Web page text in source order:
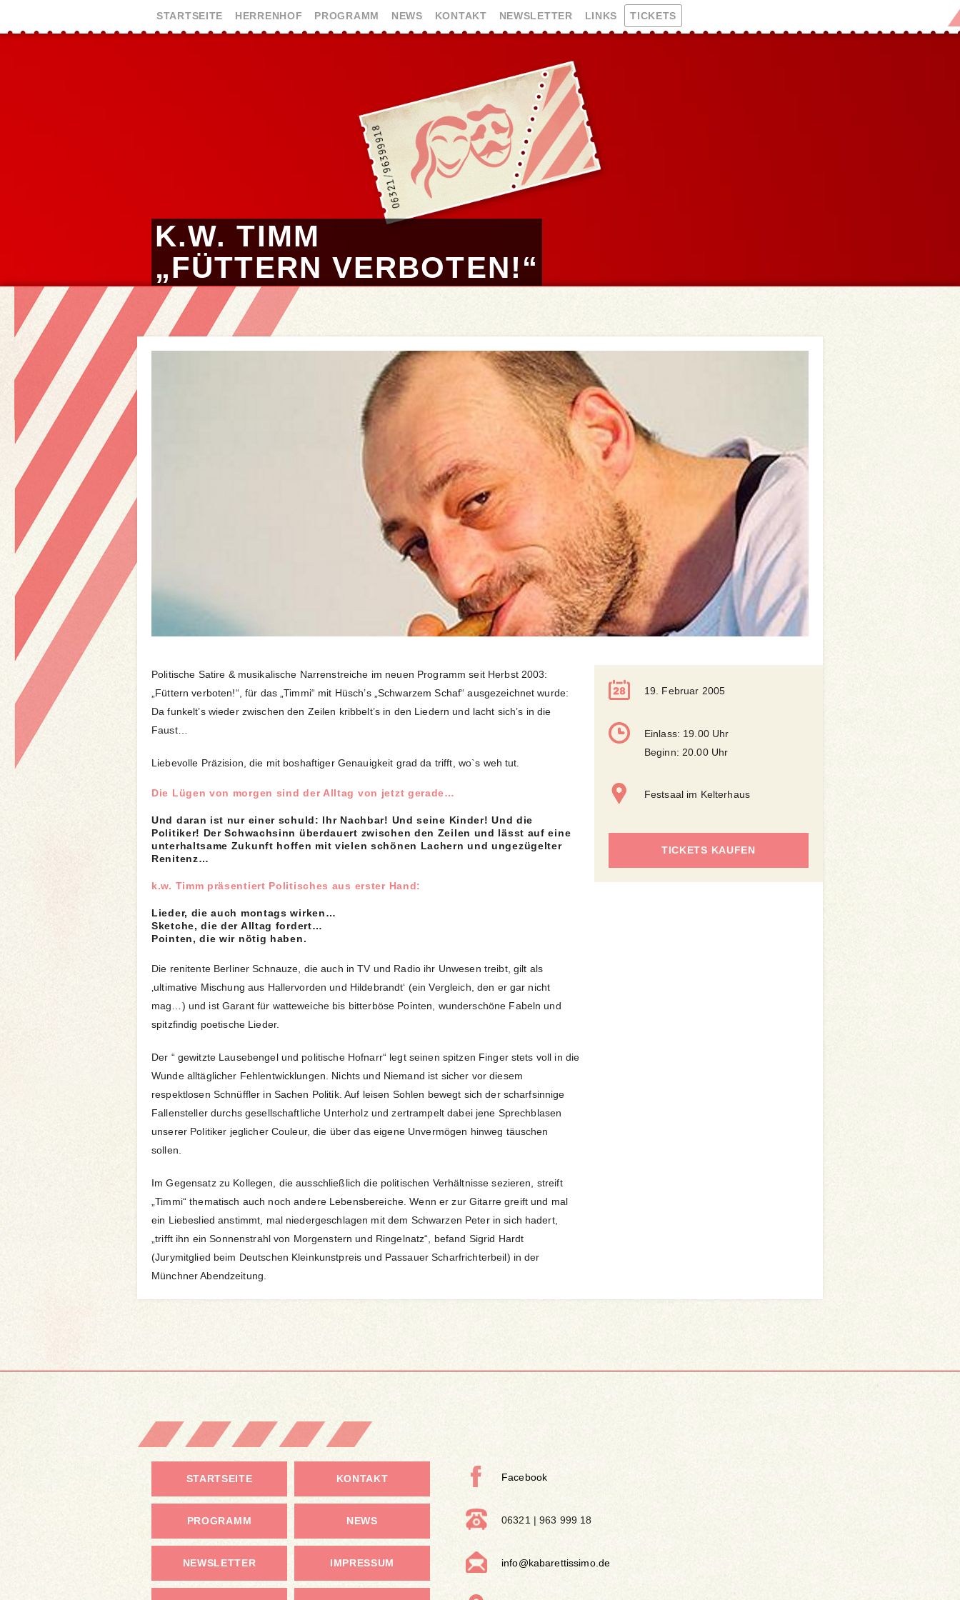
STARTSEITE HERRENHOF PROGRAMM NEWS KONTAKT NEWSLETTER LINKS TICKETS
K.W. TIMM
„FÜTTERN VERBOTEN!“
Politische Satire & musikalische Narrenstreiche im neuen Programm seit Herbst 2003:
„Füttern verboten!“, für das „Timmi“ mit Hüsch’s „Schwarzem Schaf“ ausgezeichnet wurde:
Da funkelt’s wieder zwischen den Zeilen kribbelt’s in den Liedern und lacht sich’s in die
Faust…
Liebevolle Präzision, die mit boshaftiger Genauigkeit grad da trifft, wo`s weh tut.
Die Lügen von morgen sind der Alltag von jetzt gerade…
Und daran ist nur einer schuld: Ihr Nachbar! Und seine Kinder! Und die
Politiker! Der Schwachsinn überdauert zwischen den Zeilen und lässt auf eine
unterhaltsame Zukunft hoffen mit vielen schönen Lachern und ungezügelter
Renitenz…
k.w. Timm präsentiert Politisches aus erster Hand:
Lieder, die auch montags wirken…
Sketche, die der Alltag fordert…
Pointen, die wir nötig haben.
Die renitente Berliner Schnauze, die auch in TV und Radio ihr Unwesen treibt, gilt als
‚ultimative Mischung aus Hallervorden und Hildebrandt‘ (ein Vergleich, den er gar nicht
mag…) und ist Garant für watteweiche bis bitterböse Pointen, wunderschöne Fabeln und
spitzfindig poetische Lieder.
Der “ gewitzte Lausebengel und politische Hofnarr“ legt seinen spitzen Finger stets voll in die
Wunde alltäglicher Fehlentwicklungen. Nichts und Niemand ist sicher vor diesem
respektlosen Schnüffler in Sachen Politik. Auf leisen Sohlen bewegt sich der scharfsinnige
Fallensteller durchs gesellschaftliche Unterholz und zertrampelt dabei jene Sprechblasen
unserer Politiker jeglicher Couleur, die über das eigene Unvermögen hinweg täuschen
sollen.
Im Gegensatz zu Kollegen, die ausschließlich die politischen Verhältnisse sezieren, streift
„Timmi“ thematisch auch noch andere Lebensbereiche. Wenn er zur Gitarre greift und mal
ein Liebeslied anstimmt, mal niedergeschlagen mit dem Schwarzen Peter in sich hadert,
„trifft ihn ein Sonnenstrahl von Morgenstern und Ringelnatz“, befand Sigrid Hardt
(Jurymitglied beim Deutschen Kleinkunstpreis und Passauer Scharfrichterbeil) in der
Münchner Abendzeitung.
19. Februar 2005
Einlass: 19.00 Uhr
Beginn: 20.00 Uhr
Festsaal im Kelterhaus
TICKETS KAUFEN
STARTSEITE KONTAKT
PROGRAMM NEWS
NEWSLETTER IMPRESSUM
Facebook
06321 | 963 999 18
info@kabarettissimo.de